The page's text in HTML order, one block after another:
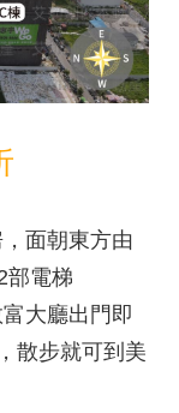
面朝東方由
部電梯
大廳出門即
散步就可到美